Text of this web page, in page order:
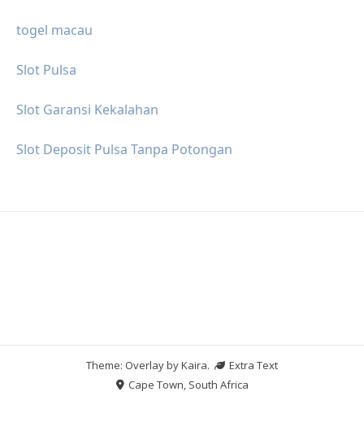
togel macau
Slot Pulsa
Slot Garansi Kekalahan
Slot Deposit Pulsa Tanpa Potongan
Theme: Overlay byKaira.
Extra Text
Cape Town, South Africa